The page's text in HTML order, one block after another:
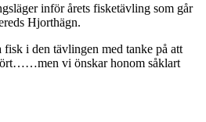
inför årets fisketävling som går
Hjorthägn.
fisk i den tävlingen med tanke på att
vi önskar honom såklart